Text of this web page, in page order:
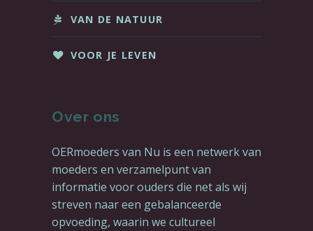
VAN DE NATUUR
VOOR JE LEVEN
Over ons
OERmoeders van Nu is een netwerk van
moeders en verzamelpunt van
informatie voor ouders die net als wij
streven naar een gebalanceerde
opvoeding, waarin we cultureel